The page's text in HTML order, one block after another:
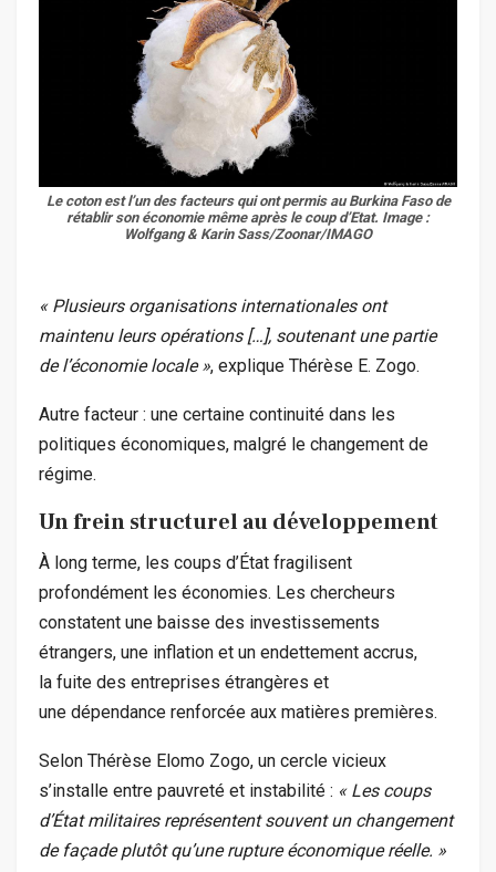
Le coton est l’un des facteurs qui ont permis au Burkina Faso de
rétablir son économie même après le coup d’Etat. Image :
Wolfgang & Karin Sass/Zoonar/IMAGO
« Plusieurs organisations internationales ont
maintenu leurs opérations […], soutenant une partie
de l’économie locale », explique Thérèse E. Zogo.
Autre facteur : une certaine continuité dans les
politiques économiques, malgré le changement de
régime.
Un frein structurel au développement
À long terme, les coups d’État fragilisent
profondément les économies. Les chercheurs
constatent une baisse des investissements
étrangers, une inflation et un endettement accrus,
la fuite des entreprises étrangères et
une dépendance renforcée aux matières premières.
Selon Thérèse Elomo Zogo, un cercle vicieux
s’installe entre pauvreté et instabilité : « Les coups
d’État militaires représentent souvent un changement
de façade plutôt qu’une rupture économique réelle. »